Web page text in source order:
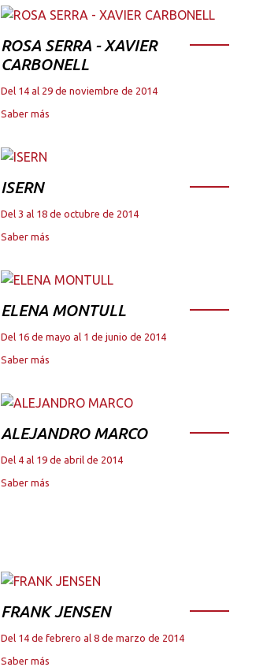
ROSA SERRA - XAVIER
CARBONELL
Del 14 al 29 de noviembre de 2014
Saber más
ISERN
Del 3 al 18 de octubre de 2014
Saber más
ELENA MONTULL
Del 16 de mayo al 1 de junio de 2014
Saber más
ALEJANDRO MARCO
Del 4 al 19 de abril de 2014
Saber más
FRANK JENSEN
Del 14 de febrero al 8 de marzo de 2014
Saber más